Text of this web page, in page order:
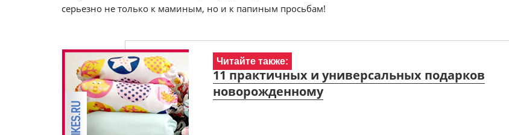
серьезно не только к маминым, но и к папиным просьбам!
Читайте также:
11 практичных и универсальных подарков
новорожденному